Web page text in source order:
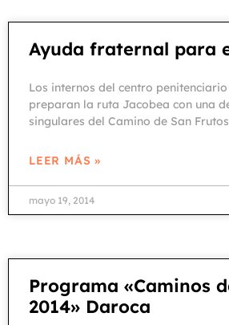
Ayuda fraternal para
Los internos del centro
preparan la ruta Jacobea con una
singulares del Camino de San
LEER MÁS »
mayo 19, 2014
Programa «Caminos
2014» Daroca